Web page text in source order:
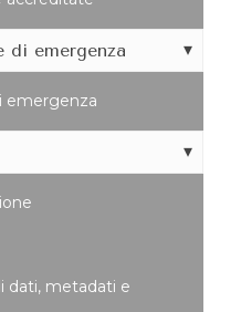
di emergenza
emergenza
dati, metadati e